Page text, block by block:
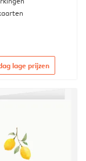
lage prijzen